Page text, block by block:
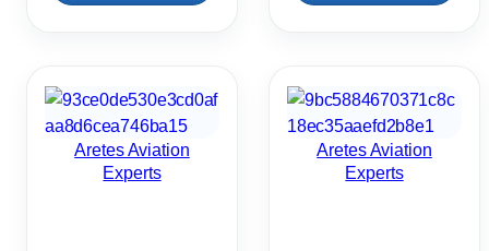
Aretes Aviation
Experts
Aretes Aviation
Experts